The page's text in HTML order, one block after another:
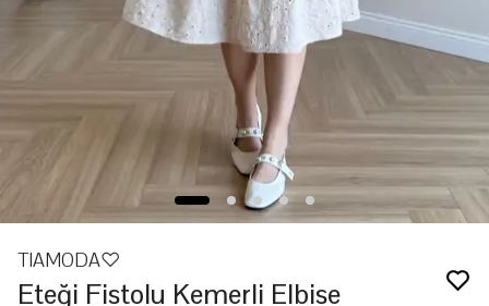
TIAMODA♡
Eteği Fistolu Kemerli Elbise